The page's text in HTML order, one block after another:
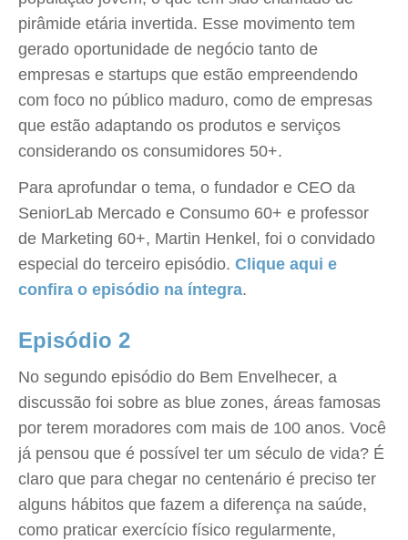
pirâmide etária invertida. Esse movimento tem
gerado oportunidade de negócio tanto de
empresas e startups que estão empreendendo
com foco no público maduro, como de empresas
que estão adaptando os produtos e serviços
considerando os consumidores 50+.
Para aprofundar o tema, o fundador e CEO da
SeniorLab Mercado e Consumo 60+ e professor
de Marketing 60+, Martin Henkel, foi o convidado
especial do terceiro episódio. Clique aqui e
confira o episódio na íntegra.
Episódio 2
No segundo episódio do Bem Envelhecer, a
discussão foi sobre as blue zones, áreas famosas
por terem moradores com mais de 100 anos. Você
já pensou que é possível ter um século de vida? É
claro que para chegar no centenário é preciso ter
alguns hábitos que fazem a diferença na saúde,
como praticar exercício físico regularmente,